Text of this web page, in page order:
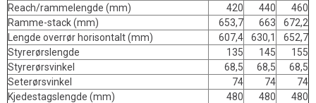
Reach/rammelengde (mm)
420 440
460
Ramme-stack (mm)
653,7 663
672,2
Lengde overrør horisontalt (mm)
607,4 630,1
652,7
Styrerørslengde
135 145
155
Styrerørsvinkel
68,5 68,5
68,5
Seterørsvinkel
74 74
74
Kjedestagslengde (mm)
480 480
480